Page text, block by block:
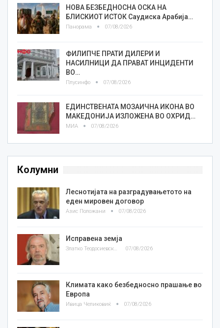
НОВА БЕЗБЕДНОСНА ОСКА НА
БЛИСКИОТ ИСТОК Саудиска Арабија…
Панорама 07/08/2026
ФИЛИПЧЕ ПРАТИ ДИЛЕРИ И
НАСИЛНИЦИ ДА ПРАВАТ ИНЦИДЕНТИ
ВО…
Плусинфо 07/08/2026
ЕДИНСТВЕНАТА МОЗАИЧНА ИКОНА ВО
МАКЕДОНИЈА ИЗЛОЖЕНА ВО ОХРИД…
МИА 07/08/2026
Колумни
Леснотијата на разградувањетото на
еден мировен договор
Азис Положани 07/08/2026
Исправена земја
07/08/2026
Климата како безбедносно прашање во
Европа
Ивица Челиковиќ 07/08/2026